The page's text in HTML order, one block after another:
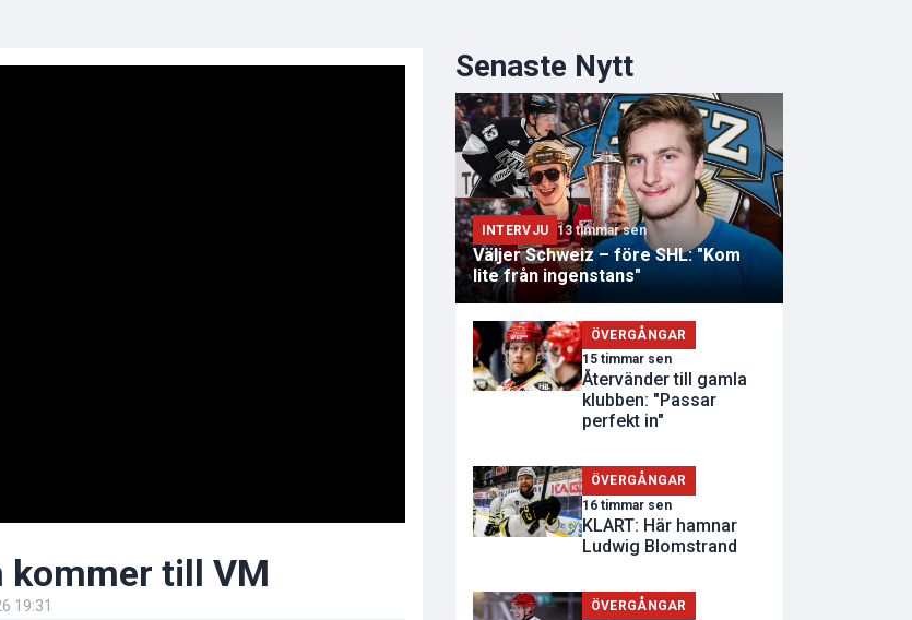
kommer till VM
19:31
Senaste Nytt
INTERVJU 13 timmar sen
Väljer Schweiz – före SHL: "Kom
lite från ingenstans"
ÖVERGÅNGAR
15 timmar sen
Återvänder till gamla
klubben: "Passar
perfekt in"
ÖVERGÅNGAR
16 timmar sen
KLART: Här hamnar
Ludwig Blomstrand
ÖVERGÅNGAR